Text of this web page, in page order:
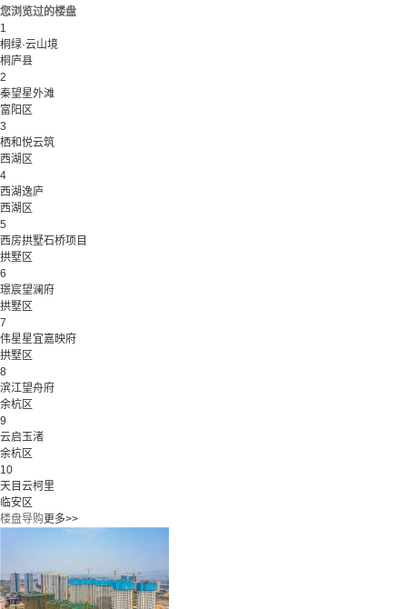
您浏览过的楼盘
1
桐绿·云山境
桐庐县
2
秦望星外滩
富阳区
3
栖和悦云筑
西湖区
4
西湖逸庐
西湖区
5
西房拱墅石桥项目
拱墅区
6
璟宸望澜府
拱墅区
7
伟星星宜嘉映府
拱墅区
8
滨江望舟府
余杭区
9
云启玉渚
余杭区
10
天目云柯里
临安区
楼盘导购更多>>